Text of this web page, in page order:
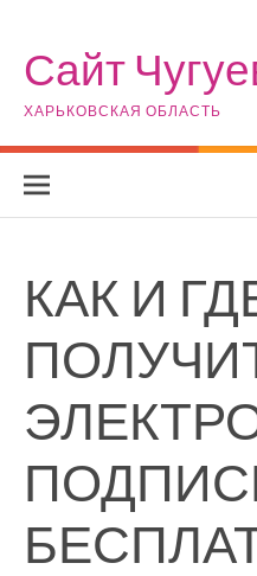
Сайт
ХАРЬКОВСКАЯ ОБЛАСТЬ
КАК И